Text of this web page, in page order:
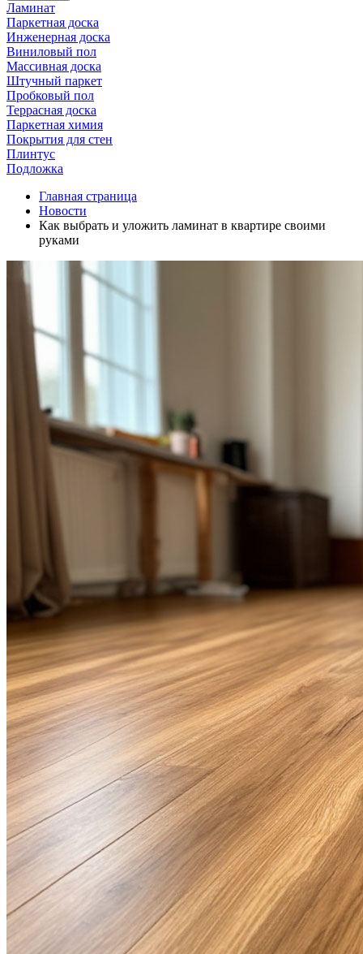
Ламинат
Паркетная доска
Инженерная доска
Виниловый пол
Массивная доска
Штучный паркет
Пробковый пол
Террасная доска
Паркетная химия
Покрытия для стен
Плинтус
Подложка
Главная страница
Новости
Как выбрать и уложить ламинат в квартире своими
руками